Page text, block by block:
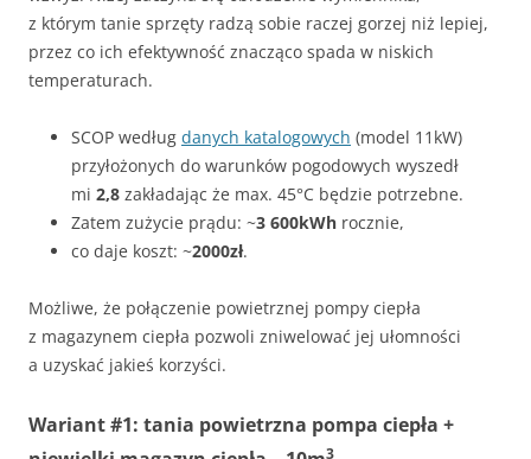
z którym tanie sprzęty radzą sobie raczej gorzej niż lepiej,
przez co ich efektywność znacząco spada w niskich
temperaturach.
SCOP według danych katalogowych (model 11kW)
przyłożonych do warunków pogodowych wyszedł
mi 2,8 zakładając że max. 45°C będzie potrzebne.
Zatem zużycie prądu: ~3 600kWh rocznie,
co daje koszt: ~2000zł.
Możliwe, że połączenie powietrznej pompy ciepła
z magazynem ciepła pozwoli zniwelować jej ułomności
a uzyskać jakieś korzyści.
Wariant #1: tania powietrzna pompa ciepła +
3